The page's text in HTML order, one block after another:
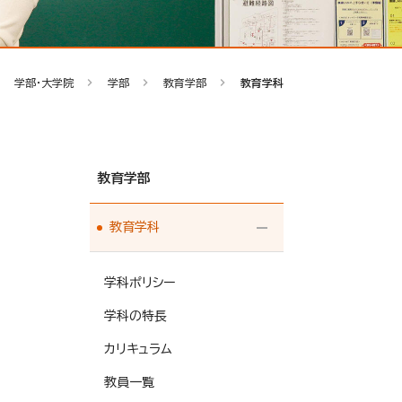
学部・大学院 学部 教育学部 教育学科
教育学部
教育学科
学科ポリシー
学科の特長
カリキュラム
教員一覧